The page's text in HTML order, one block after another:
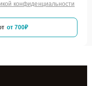
конфиденциальности
от 700₽